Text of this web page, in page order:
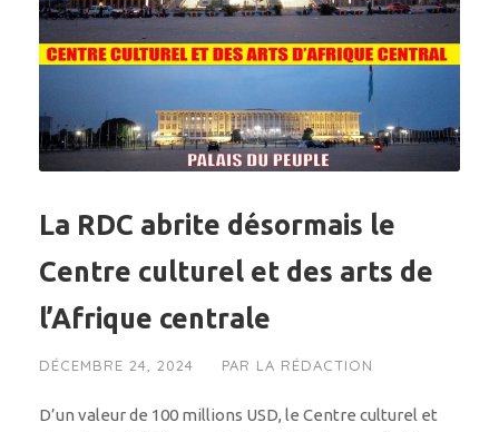
La RDC abrite désormais le
Centre culturel et des arts de
l’Afrique centrale
DÉCEMBRE 24, 2024 PAR LA RÉDACTION
D’un valeur de 100 millions USD, le Centre culturel et